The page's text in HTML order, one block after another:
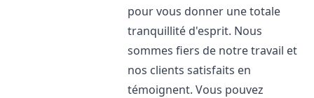
pour vous donner une totale
tranquillité d'esprit. Nous
sommes fiers de notre travail et
nos clients satisfaits en
témoignent. Vous pouvez